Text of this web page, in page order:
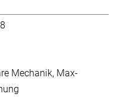
Mechanik Max-